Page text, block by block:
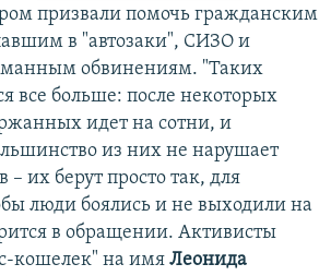
призвали помочь гражданским
в "автозаки", СИЗО и
обвинениям. "Таких
все больше: после некоторых
идет на сотни, и
из них не нарушает
– их берут просто так, для
люди боялись и не выходили на
в обращении. Активисты
кошелек" на имя Леонида